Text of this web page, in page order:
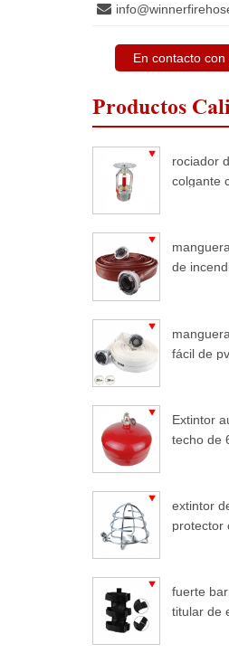
En contacto
Productos
rociador
colgante
de
fácil de
Extintor
techo de
extintor
protector
fuerte
titular de